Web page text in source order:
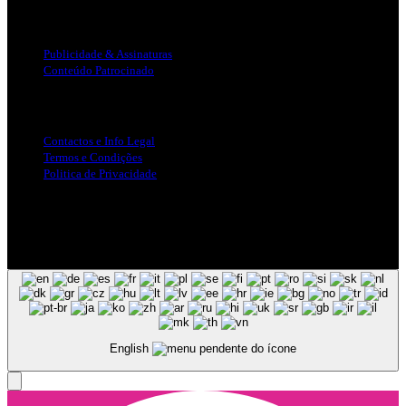
Publicidade & Assinaturas
Conteúdo Patrocinado
Contactos e Info Legal
Termos e Condições
Politica de Privacidade
English